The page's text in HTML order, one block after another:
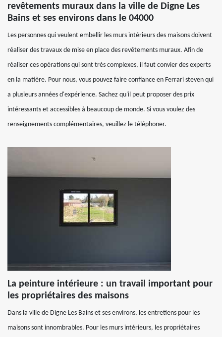
revêtements muraux dans la ville de Digne Les
Bains et ses environs dans le 04000
Les personnes qui veulent embellir les murs intérieurs des maisons doivent
réaliser des travaux de mise en place des revêtements muraux. Afin de
réaliser ces opérations qui sont très complexes, il faut convier des experts
en la matière. Pour nous, vous pouvez faire confiance en Ferrari steven qui
a plusieurs années d'expérience. Sachez qu'il peut proposer des prix
intéressants et accessibles à beaucoup de monde. Si vous voulez des
renseignements complémentaires, veuillez le téléphoner.
La peinture intérieure : un travail important pour
les propriétaires des maisons
Dans la ville de Digne Les Bains et ses environs, les entretiens pour les
maisons sont innombrables. Pour les murs intérieurs, les propriétaires